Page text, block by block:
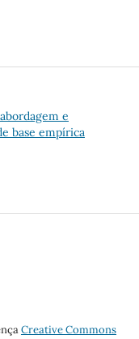
e
base empírica
Creative Commons